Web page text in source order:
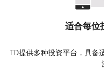
适合每位
TD提供多种投资平台，具